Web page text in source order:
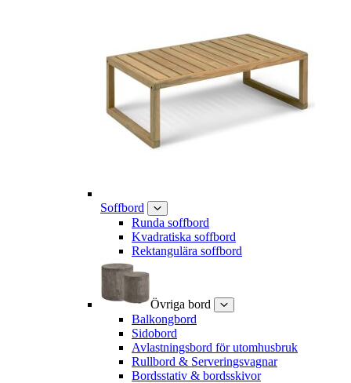
Soffbord
Runda soffbord
Kvadratiska soffbord
Rektangulära soffbord
Övriga bord
Balkongbord
Sidobord
Avlastningsbord för utomhusbruk
Rullbord & Serveringsvagnar
Bordsstativ & bordsskivor